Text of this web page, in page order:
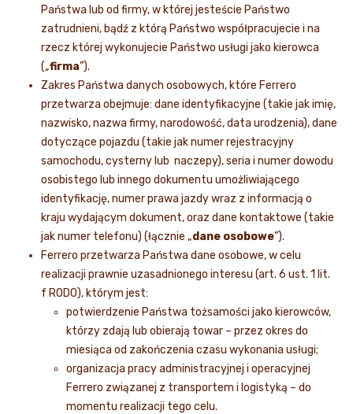
Państwa lub od firmy, w której jesteście Państwo
zatrudnieni, bądź z którą Państwo współpracujecie i na
rzecz której wykonujecie Państwo usługi jako kierowca
(„firma”).
Zakres Państwa danych osobowych, które Ferrero
przetwarza obejmuje: dane identyfikacyjne (takie jak imię,
nazwisko, nazwa firmy, narodowość, data urodzenia), dane
dotyczące pojazdu (takie jak numer rejestracyjny
samochodu, cysterny lub naczepy), seria i numer dowodu
osobistego lub innego dokumentu umożliwiającego
identyfikację, numer prawa jazdy wraz z informacją o
kraju wydającym dokument, oraz dane kontaktowe (takie
jak numer telefonu) (łącznie „dane osobowe”).
Ferrero przetwarza Państwa dane osobowe, w celu
realizacji prawnie uzasadnionego interesu (art. 6 ust. 1 lit.
f RODO), którym jest:
potwierdzenie Państwa tożsamości jako kierowców,
którzy zdają lub obierają towar – przez okres do
miesiąca od zakończenia czasu wykonania usługi;
organizacja pracy administracyjnej i operacyjnej
Ferrero związanej z transportem i logistyką – do
momentu realizacji tego celu.